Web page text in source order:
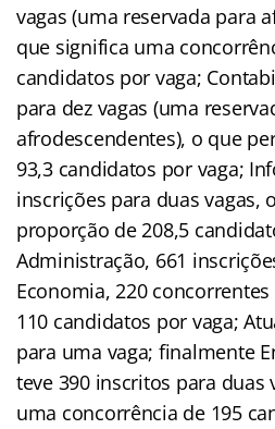
vagas (uma reservada para
que significa uma
candidatos por vaga;
para dez vagas (uma
afrodescendentes), o que
93,3 candidatos por vaga;
inscrições para duas vagas,
proporção de 208,5
Administração, 661
Economia, 220
110 candidatos por vaga;
para uma vaga; finalmente
teve 390 inscritos para duas
uma concorrência de 195